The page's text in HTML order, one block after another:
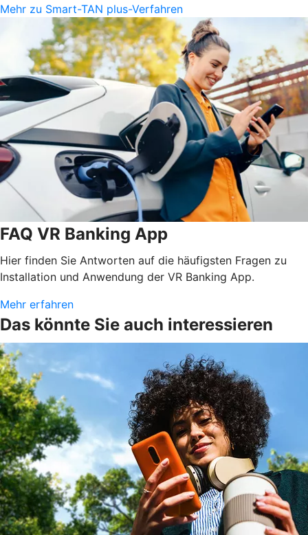
Mehr zu Smart-TAN plus-Verfahren
FAQ VR Banking App
Hier finden Sie Antworten auf die häufigsten Fragen zu
Installation und Anwendung der VR Banking App.
Mehr erfahren
Das könnte Sie auch interessieren